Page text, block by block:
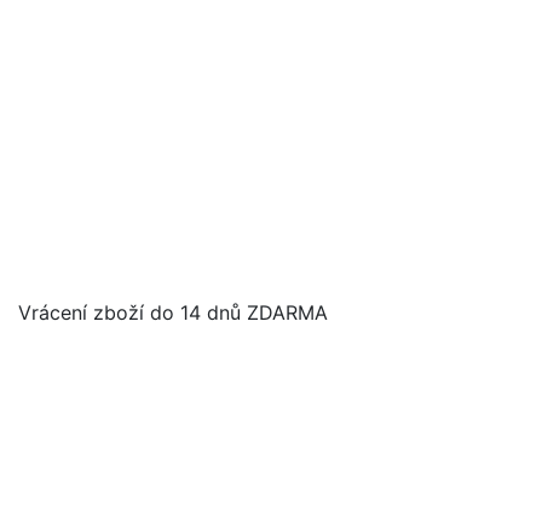
Vrácení zboží do 14 dnů ZDARMA